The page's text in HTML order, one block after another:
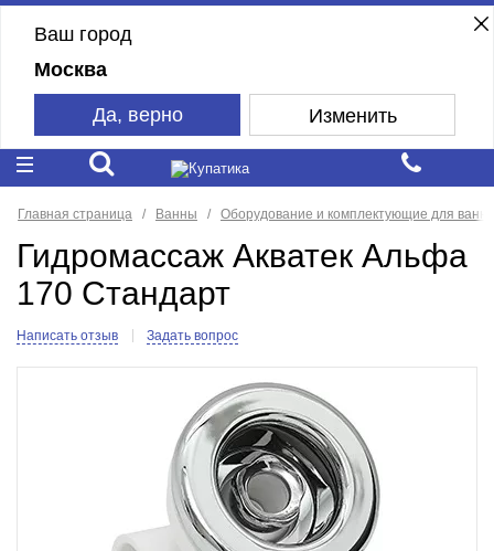
Ваш город
Москва
Да, верно Изменить
Главная страница Ванны Оборудование и комплектующие для ванн
Гидромассаж Акватек Альфа
170 Стандарт
Написать отзыв Задать вопрос